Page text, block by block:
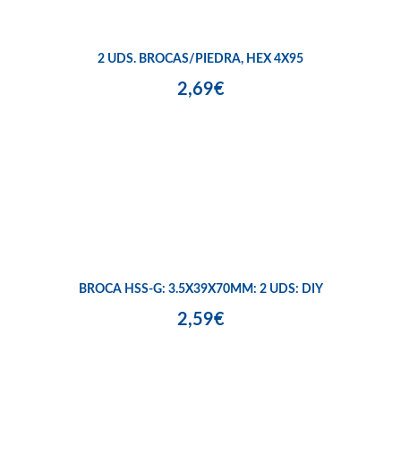
2 UDS. BROCAS/PIEDRA, HEX 4X95
2,69€
BROCA HSS-G: 3.5X39X70MM: 2 UDS: DIY
2,59€